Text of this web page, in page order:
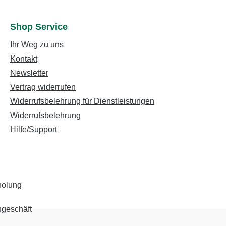
Shop Service
Ihr Weg zu uns
Kontakt
Newsletter
Vertrag widerrufen
Widerrufsbelehrung für Dienstleistungen
Widerrufsbelehrung
Hilfe/Support